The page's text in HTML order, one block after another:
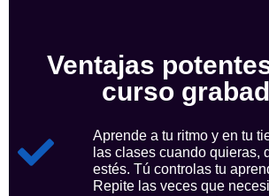
Ventajas
curso
Aprende a tu ritmo y en tu
las clases cuando quieras,
estés. Tú controlas tu
Repite las veces que